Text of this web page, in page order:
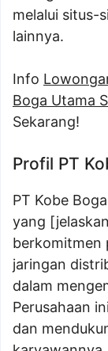
melalui situs-
lainnya.
Info
Boga Utama
Sekarang!
Profil PT
PT Kobe
yang
berkomitmen
jaringan
dalam
Perusahaan
dan